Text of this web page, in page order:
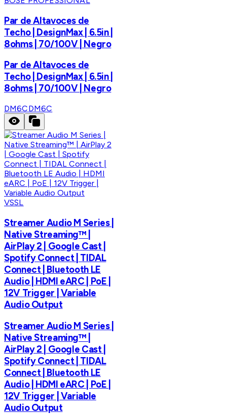
Par de Altavoces de
Techo | DesignMax | 6.5in |
8ohms | 70/100V | Negro
Par de Altavoces de
Techo | DesignMax | 6.5in |
8ohms | 70/100V | Negro
DM6CDM6C
VSSL
Streamer Audio M Series |
Native Streaming™ |
AirPlay 2 | Google Cast |
Spotify Connect | TIDAL
Connect | Bluetooth LE
Audio | HDMI eARC | PoE |
12V Trigger | Variable
Audio Output
Streamer Audio M Series |
Native Streaming™ |
AirPlay 2 | Google Cast |
Spotify Connect | TIDAL
Connect | Bluetooth LE
Audio | HDMI eARC | PoE |
12V Trigger | Variable
Audio Output